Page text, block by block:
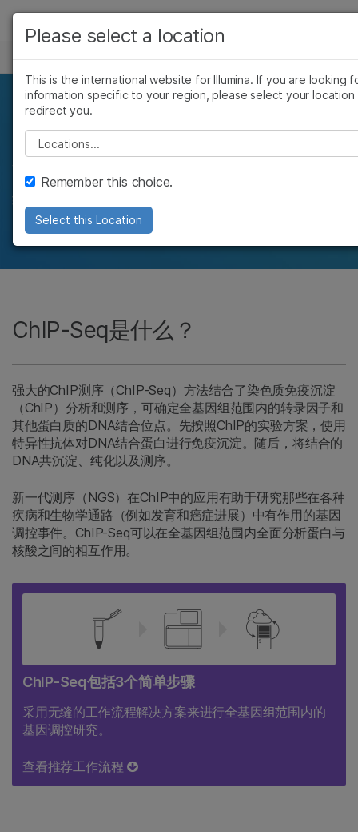
解决方案
学习
公司
支持
推荐内容链接
CHIP-SEQ
DNA-蛋白质结合序列的
精确分析
结合染色质免疫沉淀与NGS，进行全基因组范围
内的基因调控研究
ChIP-Seq是什么？
强大的ChIP测序（ChIP-Seq）方法结合了染色质免疫沉淀
（ChIP）分析和测序，可确定全基因组范围内的转录因子和
其他蛋白质的DNA结合位点。先按照ChIP的实验方案，使用
特异性抗体对DNA结合蛋白进行免疫沉淀。随后，将结合的
DNA共沉淀、纯化以及测序。
新一代测序（NGS）在ChIP中的应用有助于研究那些在各种
疾病和生物学通路（例如发育和癌症进展）中有作用的基因
调控事件。ChIP-Seq可以在全基因组范围内全面分析蛋白与
核酸之间的相互作用。
ChIP-Seq包括3个简单步骤
采用无缝的工作流程解决方案来进行全基因组范围内的
基因调控研究。
查看推荐工作流程
查看更多相关内容。选择您感兴趣的领域:
癌症研究
微生物学
农业基因组学
复杂疾病
临床肿瘤学
遗传病和罕见病
Please select a location
This is the international website for Illumina. If you are looking
information specific to your region, please select your location
redirect you.
Please select a location
Remember this choice.
Select this Location